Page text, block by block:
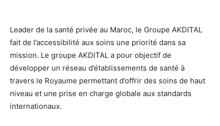
Leader de la santé privée au Maroc, le Groupe AKDITAL
fait de l’accessibilité aux soins une priorité dans sa
mission. Le groupe AKDITAL a pour objectif de
développer un réseau d’établissements de santé à
travers le Royaume permettant d’offrir des soins de haut
niveau et une prise en charge globale aux standards
internationaux.